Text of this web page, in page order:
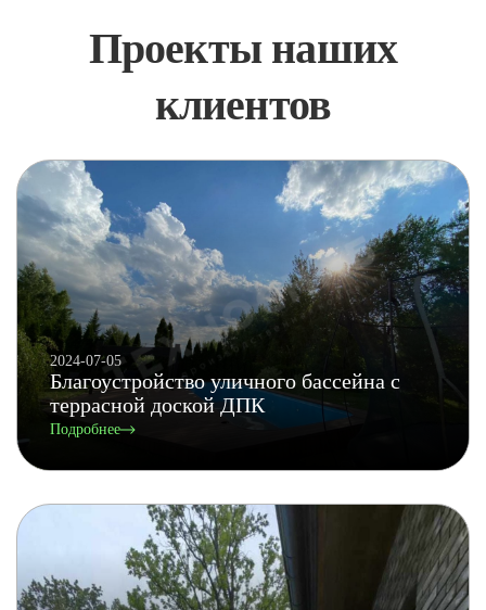
Проекты наших
клиентов
2024-07-05
Благоустройство уличного бассейна с
террасной доской ДПК
Подробнее